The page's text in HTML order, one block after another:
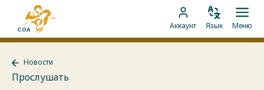
Перейти
контенту
главную
страницу
Перейти
к
Аккаунт
Изменить
Язык Меню
Новости
Прослушать